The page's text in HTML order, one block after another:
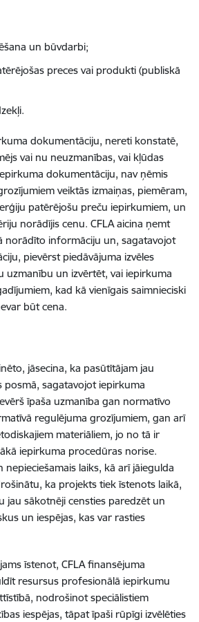
un būvdarbi;
preces vai produkti (publiskā
dokumentāciju, nereti konstatē,
vai nu neuzmanības, vai kļūdas
dokumentāciju, nav ņēmis
veiktās izmaiņas, piemēram,
patērējošu preču iepirkumiem, un
norādījis cenu. CFLA aicina ņemt
norādīto informāciju un, sagatavojot
pievērst piedāvājuma izvēles
uzmanību un izvērtēt, vai iepirkuma
kad kā vienīgais saimnieciski
būt cena.
jāsecina, ka pasūtītājam jau
posmā, sagatavojot iepirkuma
īpaša uzmanība gan normatīvo
regulējuma grozījumiem, gan arī
materiāliem, jo no tā ir
iepirkuma procedūras norise.
laiks, kā arī jāiegulda
ka projekts tiek īstenots laikā,
jau sākotnēji censties paredzēt un
un iespējas, kas var rasties
īstenot, CFLA finansējuma
resursus profesionālā iepirkumu
nodrošinot speciālistiem
iespējas, tāpat īpaši rūpīgi izvēlēties